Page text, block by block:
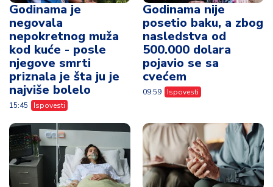
Godinama je
negovala
nepokretnog muža
kod kuće - posle
njegove smrti
priznala je šta ju je
najviše bolelo
15:45 Ispovesti
Godinama nije
posetio baku, a zbog
nasledstva od
500.000 dolara
pojavio se sa
cvećem
09:59 Ispovesti